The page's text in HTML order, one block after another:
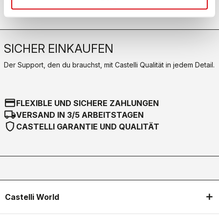
SICHER EINKAUFEN
Der Support, den du brauchst, mit Castelli Qualität in jedem Detail.
credit_cardFLEXIBLE UND SICHERE ZAHLUNGEN
local_shippingVERSAND IN 3/5 ARBEITSTAGEN
shield CASTELLI GARANTIE UND QUALITÄT
Castelli World